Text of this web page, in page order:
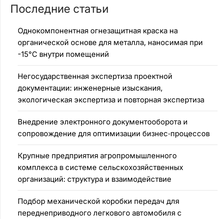
Последние статьи
Однокомпонентная огнезащитная краска на
органической основе для металла, наносимая при
-15°C внутри помещений
Негосударственная экспертиза проектной
документации: инженерные изыскания,
экологическая экспертиза и повторная экспертиза
Внедрение электронного документооборота и
сопровождение для оптимизации бизнес‑процессов
Крупные предприятия агропромышленного
комплекса в системе сельскохозяйственных
организаций: структура и взаимодействие
Подбор механической коробки передач для
переднеприводного легкового автомобиля с